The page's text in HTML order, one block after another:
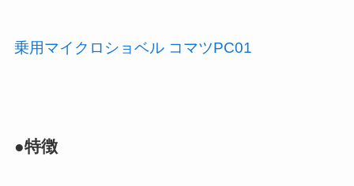
乗用マイクロショベル コマツPC01
●特徴